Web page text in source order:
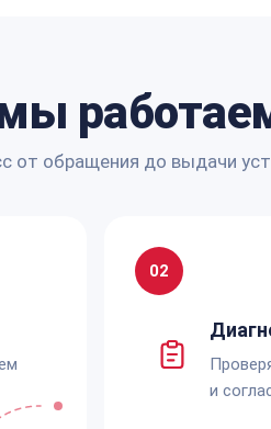
от обращения до выдачи
02
и